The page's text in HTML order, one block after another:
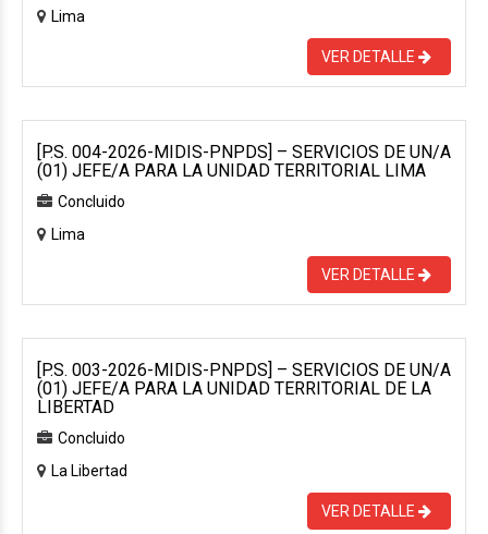
Lima
VER DETALLE
[P.S. 004-2026-MIDIS-PNPDS] – SERVICIOS DE UN/A
(01) JEFE/A PARA LA UNIDAD TERRITORIAL LIMA
Concluido
Lima
VER DETALLE
[P.S. 003-2026-MIDIS-PNPDS] – SERVICIOS DE UN/A
(01) JEFE/A PARA LA UNIDAD TERRITORIAL DE LA
LIBERTAD
Concluido
La Libertad
VER DETALLE